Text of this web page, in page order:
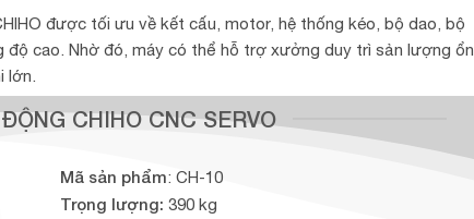
được tối ưu về kết cấu, motor, hệ thống kéo, bộ dao, bộ
cao. Nhờ đó, máy có thể hỗ trợ xưởng duy trì sản lượng ổn
lớn.
CHIHO CNC SERVO
Mã sản phẩm: CH-10
Trọng lượng: 390 kg